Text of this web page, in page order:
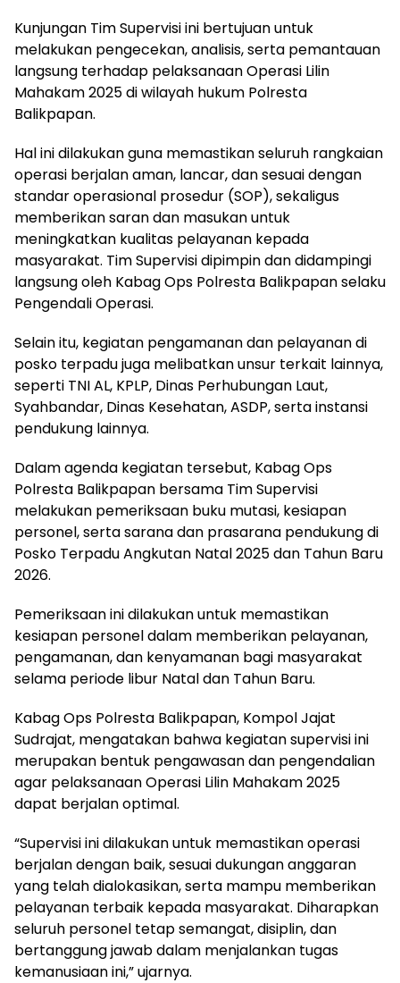
Kunjungan Tim Supervisi ini bertujuan untuk
melakukan pengecekan, analisis, serta pemantauan
langsung terhadap pelaksanaan Operasi Lilin
Mahakam 2025 di wilayah hukum Polresta
Balikpapan.
Hal ini dilakukan guna memastikan seluruh rangkaian
operasi berjalan aman, lancar, dan sesuai dengan
standar operasional prosedur (SOP), sekaligus
memberikan saran dan masukan untuk
meningkatkan kualitas pelayanan kepada
masyarakat. Tim Supervisi dipimpin dan didampingi
langsung oleh Kabag Ops Polresta Balikpapan selaku
Pengendali Operasi.
Selain itu, kegiatan pengamanan dan pelayanan di
posko terpadu juga melibatkan unsur terkait lainnya,
seperti TNI AL, KPLP, Dinas Perhubungan Laut,
Syahbandar, Dinas Kesehatan, ASDP, serta instansi
pendukung lainnya.
Dalam agenda kegiatan tersebut, Kabag Ops
Polresta Balikpapan bersama Tim Supervisi
melakukan pemeriksaan buku mutasi, kesiapan
personel, serta sarana dan prasarana pendukung di
Posko Terpadu Angkutan Natal 2025 dan Tahun Baru
2026.
Pemeriksaan ini dilakukan untuk memastikan
kesiapan personel dalam memberikan pelayanan,
pengamanan, dan kenyamanan bagi masyarakat
selama periode libur Natal dan Tahun Baru.
Kabag Ops Polresta Balikpapan, Kompol Jajat
Sudrajat, mengatakan bahwa kegiatan supervisi ini
merupakan bentuk pengawasan dan pengendalian
agar pelaksanaan Operasi Lilin Mahakam 2025
dapat berjalan optimal.
“Supervisi ini dilakukan untuk memastikan operasi
berjalan dengan baik, sesuai dukungan anggaran
yang telah dialokasikan, serta mampu memberikan
pelayanan terbaik kepada masyarakat. Diharapkan
seluruh personel tetap semangat, disiplin, dan
bertanggung jawab dalam menjalankan tugas
kemanusiaan ini,” ujarnya.